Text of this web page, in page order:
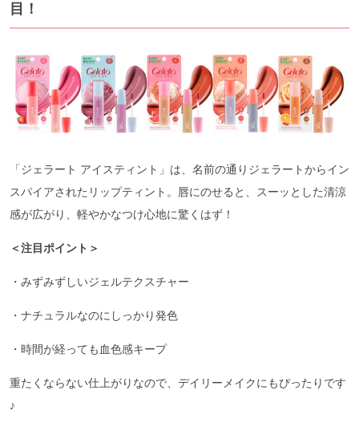
目！
「ジェラート アイスティント」は、名前の通りジェラートからイン
スパイアされたリップティント。唇にのせると、スーッとした清涼
感が広がり、軽やかなつけ心地に驚くはず！
＜注目ポイント＞
・みずみずしいジェルテクスチャー
・ナチュラルなのにしっかり発色
・時間が経っても血色感キープ
重たくならない仕上がりなので、デイリーメイクにもぴったりです
♪